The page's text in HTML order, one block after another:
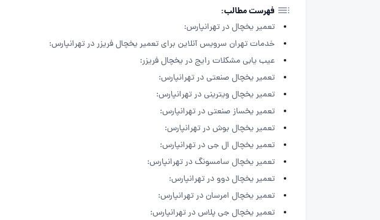
ماشین لباسشویی
خدمات داکت اسپلیت
فهرست مطالب:
تعمیر یخچال در تهرانپارس:
خدمات تهران سرویس آنلاین برای تعمیر یخچال فریزر در تهرانپارس:
عیب یابی مشکلات رایج در یخچال فریزر:
تعمیر یخچال صنعتی در تهرانپارس:
تعمیر یخچال ویترینی در تهرانپارس:
تعمیر یخساز صنعتی در تهرانپارس:
تعمیر یخچال بوش در تهرانپارس:
تعمیر یخچال ال جی در تهرانپارس:
تعمیر یخچال سامسونگ در تهرانپارس:
تعمیر یخچال دوو در تهرانپارس:
تعمیر یخچال امرسان در تهرانپارس:
تعمیر یخچال جی پلاس در تهرانپارس: